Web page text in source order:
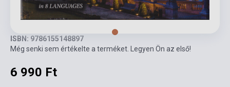
ISBN: 9786155148897
Még senki sem értékelte a terméket. Legyen Ön az első!
6 990 Ft